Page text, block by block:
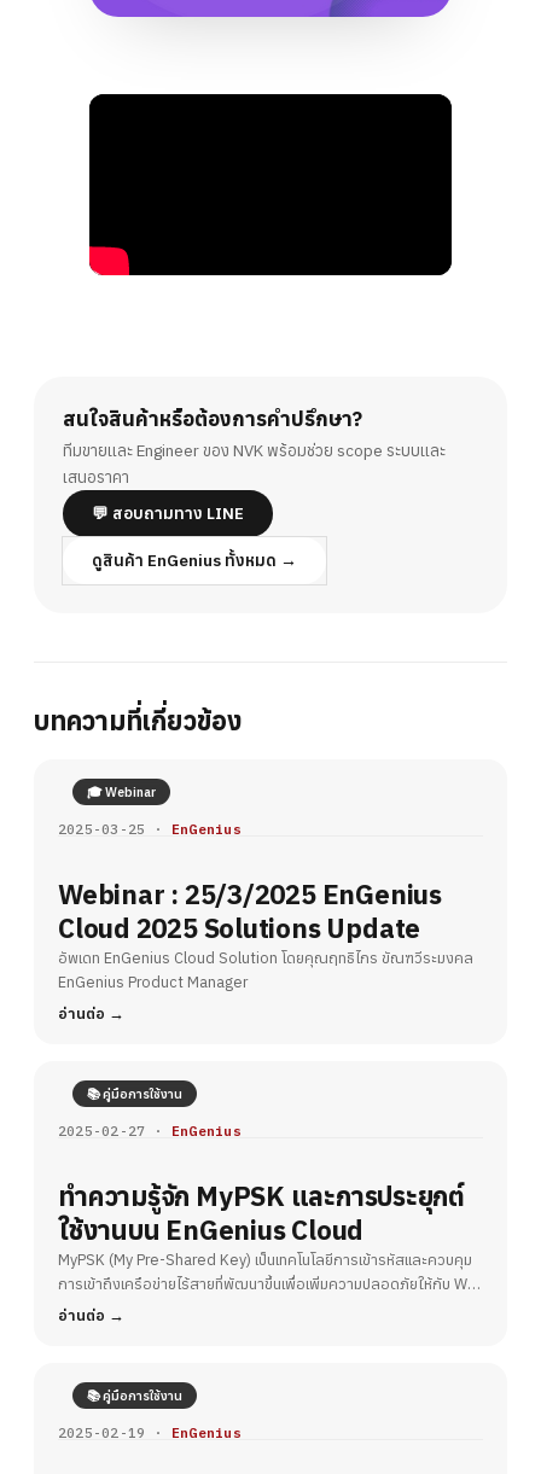
สนใจสินค้าหรือต้องการคำปรึกษา?
ทีมขายและ Engineer ของ NVK พร้อมช่วย scope ระบบและ
เสนอราคา
💬 สอบถามทาง LINE
ดูสินค้า EnGenius ทั้งหมด →
บทความที่เกี่ยวข้อง
🎓 Webinar
2025-03-25 · EnGenius
Webinar : 25/3/2025 EnGenius
Cloud 2025 Solutions Update
อัพเดท EnGenius Cloud Solution โดยคุณฤทธิไกร ขัณฑวีระมงคล
EnGenius Product Manager
อ่านต่อ
📚 คู่มือการใช้งาน
2025-02-27 · EnGenius
ทำความรู้จัก MyPSK และการประยุกต์
ใช้งานบน EnGenius Cloud
MyPSK (My Pre-Shared Key) เป็นเทคโนโลยีการเข้ารหัสและควบคุม
การเข้าถึงเครือข่ายไร้สายที่พัฒนาขึ้นเพื่อเพิ่มความปลอดภัยให้กับ Wi-
Fi
อ่านต่อ
📚 คู่มือการใช้งาน
2025-02-19 · EnGenius